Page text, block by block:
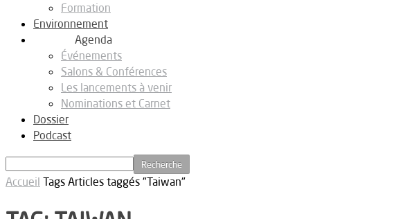
Formation
Environnement
Agenda
Événements
Salons & Conférences
Les lancements à venir
Nominations et Carnet
Dossier
Podcast
Accueil Tags Articles taggés "Taiwan"